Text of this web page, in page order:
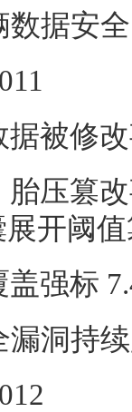
数据安全
据被修
胎压篡
开阈
强标
漏洞持